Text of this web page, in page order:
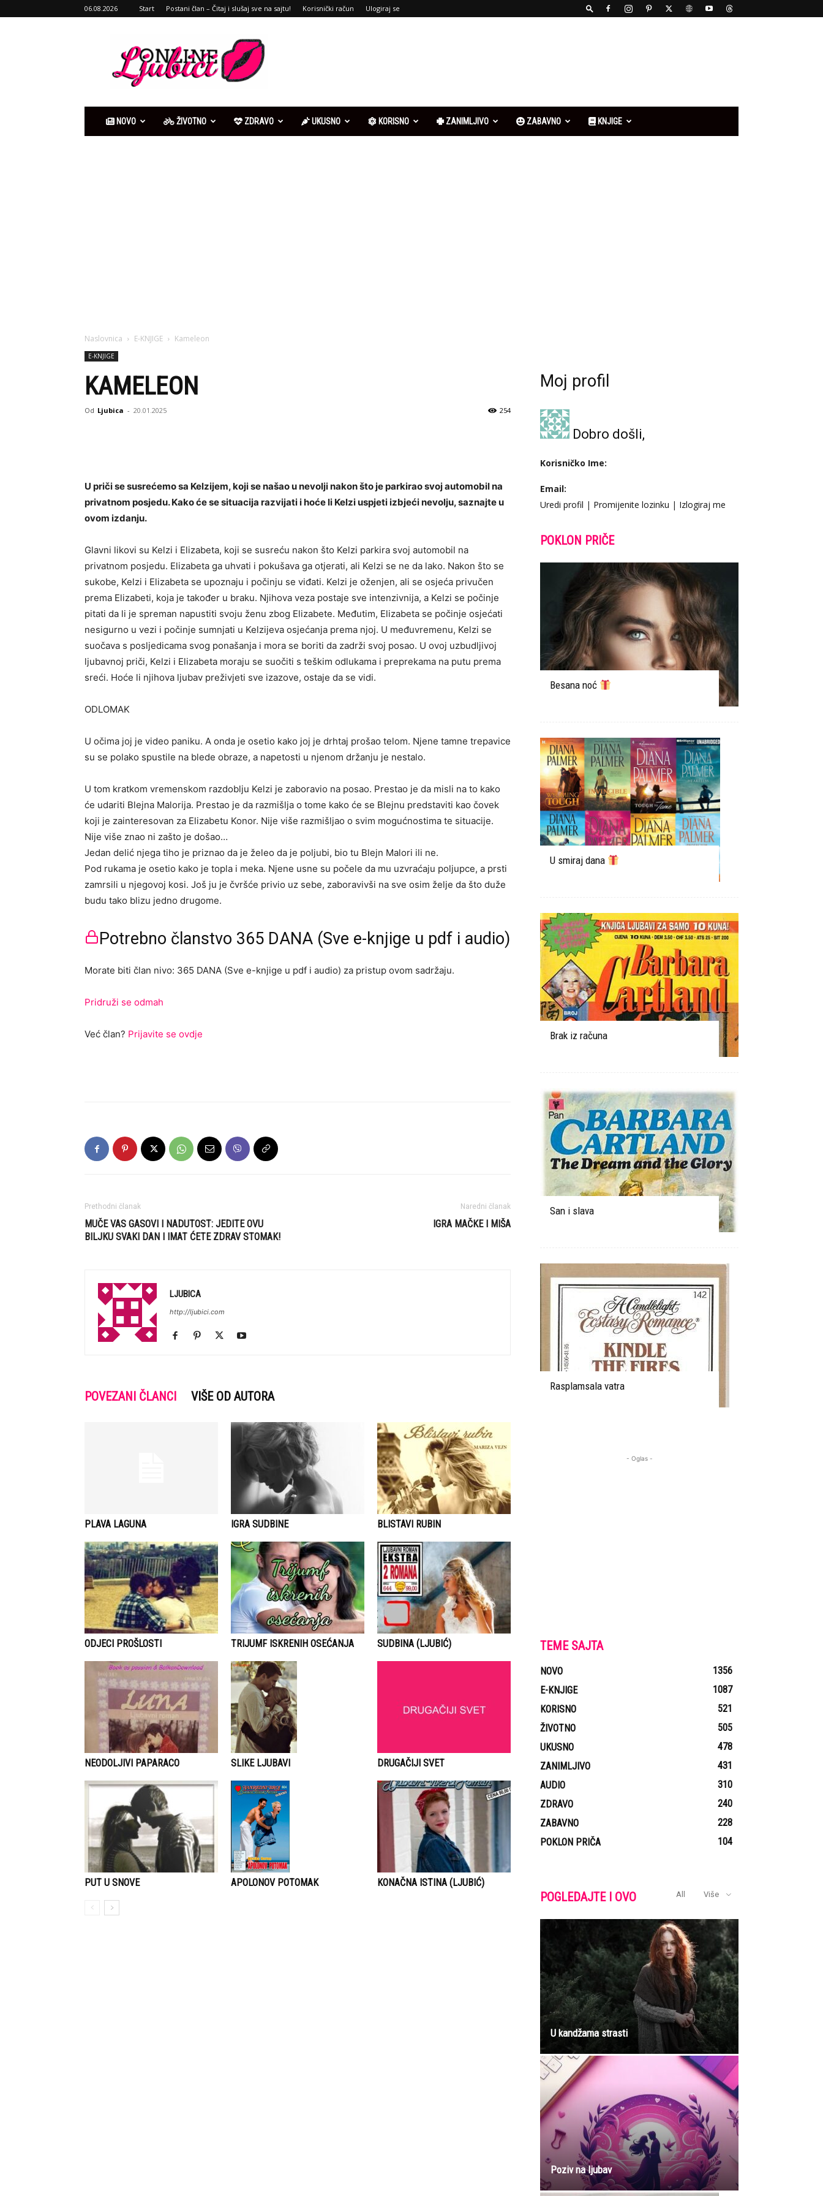
06.08.2026 Start Postani član – Čitaj i slušaj sve na sajtu! Korisnički račun Ulogiraj se
online
NOVO ŽIVOTNO ZDRAVO UKUSNO KORISNO ZANIMLJIVO ZABAVNO KNJIGE
Naslovnica E-KNJIGE Kameleon
E-KNJIGE
KAMELEON
Od Ljubica - 20.01.2025 254
U priči se susrećemo sa Kelzijem, koji se našao u nevolji nakon što je parkirao svoj automobil na
privatnom posjedu. Kako će se situacija razvijati i hoće li Kelzi uspjeti izbjeći nevolju, saznajte u
ovom izdanju.
Glavni likovi su Kelzi i Elizabeta, koji se susreću nakon što Kelzi parkira svoj automobil na
privatnom posjedu. Elizabeta ga uhvati i pokušava ga otjerati, ali Kelzi se ne da lako. Nakon što se
sukobe, Kelzi i Elizabeta se upoznaju i počinju se viđati. Kelzi je oženjen, ali se osjeća privučen
prema Elizabeti, koja je također u braku. Njihova veza postaje sve intenzivnija, a Kelzi se počinje
pitati da li je spreman napustiti svoju ženu zbog Elizabete. Međutim, Elizabeta se počinje osjećati
nesigurno u vezi i počinje sumnjati u Kelzijeva osjećanja prema njoj. U međuvremenu, Kelzi se
suočava s posljedicama svog ponašanja i mora se boriti da zadrži svoj posao. U ovoj uzbudljivoj
ljubavnoj priči, Kelzi i Elizabeta moraju se suočiti s teškim odlukama i preprekama na putu prema
sreći. Hoće li njihova ljubav preživjeti sve izazove, ostaje da se vidi.
ODLOMAK
U očima joj je video paniku. A onda je osetio kako joj je drhtaj prošao telom. Njene tamne trepavice
su se polako spustile na blede obraze, a napetosti u njenom držanju je nestalo.
U tom kratkom vremenskom razdoblju Kelzi je zaboravio na posao. Prestao je da misli na to kako
će udariti Blejna Malorija. Prestao je da razmišlja o tome kako će se Blejnu predstaviti kao čovek
koji je zainteresovan za Elizabetu Konor. Nije više razmišljao o svim mogućnostima te situacije.
Nije više znao ni zašto je došao…
Jedan delić njega tiho je priznao da je želeo da je poljubi, bio tu Blejn Malori ili ne.
Pod rukama je osetio kako je topla i meka. Njene usne su počele da mu uzvraćaju poljupce, a prsti
zamrsili u njegovoj kosi. Još ju je čvršće privio uz sebe, zaboravivši na sve osim želje da što duže
budu tako blizu jedno drugome.
Potrebno članstvo 365 DANA (Sve e-knjige u pdf i audio)
Morate biti član nivo: 365 DANA (Sve e-knjige u pdf i audio) za pristup ovom sadržaju.
Pridruži se odmah
Već član? Prijavite se ovdje
Prethodni članak
MUČE VAS GASOVI I NADUTOST: JEDITE OVU
BILJKU SVAKI DAN I IMAT ĆETE ZDRAV STOMAK!
Naredni članak
IGRA MAČKE I MIŠA
LJUBICA
http://ljubici.com
POVEZANI ČLANCI VIŠE OD AUTORA
PLAVA LAGUNA IGRA SUDBINE BLISTAVI RUBIN
ODJECI PROŠLOSTI TRIJUMF ISKRENIH OSEĆANJA SUDBINA (LJUBIĆ)
NEODOLJIVI PAPARACO SLIKE LJUBAVI DRUGAČIJI SVET
PUT U SNOVE APOLONOV POTOMAK KONAČNA ISTINA (LJUBIĆ)
Moj profil
Dobro došli,
Korisničko Ime:
Email:
Uredi profil | Promijenite lozinku | Izlogiraj me
POKLON PRIČE
Besana noć
U smiraj dana
Brak iz računa
San i slava
Rasplamsala vatra
- Oglas -
TEME SAJTA
NOVO
1356
E-KNJIGE
1087
KORISNO
521
ŽIVOTNO
505
UKUSNO
478
ZANIMLJIVO
431
AUDIO
310
ZDRAVO
240
ZABAVNO
228
POKLON PRIČA
104
POGLEDAJTE I OVO All Više
U kandžama strasti
Poziv na ljubav